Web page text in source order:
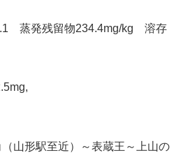
蒸発残留物234.4mg/kg 溶存
山形駅至近）～表蔵王～上山の